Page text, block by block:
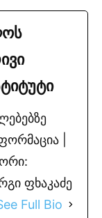
|
ფხაკაძე
Full Bio